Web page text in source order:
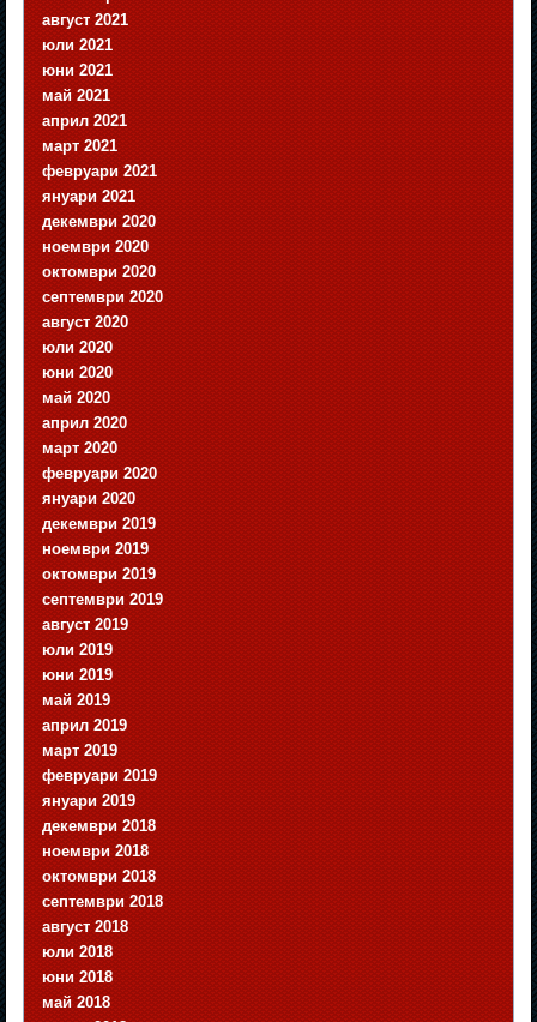
август 2021
юли 2021
юни 2021
май 2021
април 2021
март 2021
февруари 2021
януари 2021
декември 2020
ноември 2020
октомври 2020
септември 2020
август 2020
юли 2020
юни 2020
май 2020
април 2020
март 2020
февруари 2020
януари 2020
декември 2019
ноември 2019
октомври 2019
септември 2019
август 2019
юли 2019
юни 2019
май 2019
април 2019
март 2019
февруари 2019
януари 2019
декември 2018
ноември 2018
октомври 2018
септември 2018
август 2018
юли 2018
юни 2018
май 2018